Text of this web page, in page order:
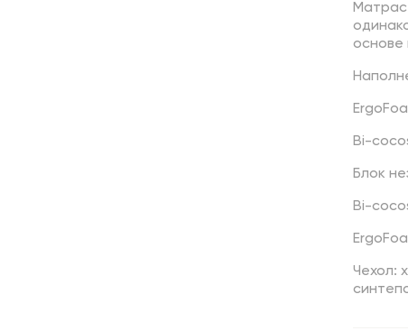
основе
Bi-
Блок
Bi-
Чехол: